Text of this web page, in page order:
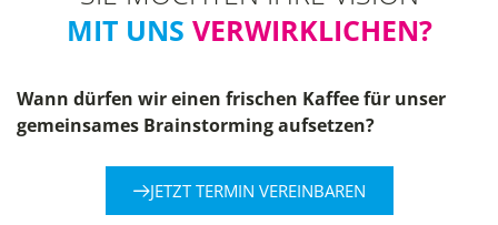
MIT UNS VERWIRKLICHEN?
Wann dürfen wir einen frischen Kaffee für unser
gemeinsames Brainstorming aufsetzen?
JETZT TERMIN VEREINBAREN